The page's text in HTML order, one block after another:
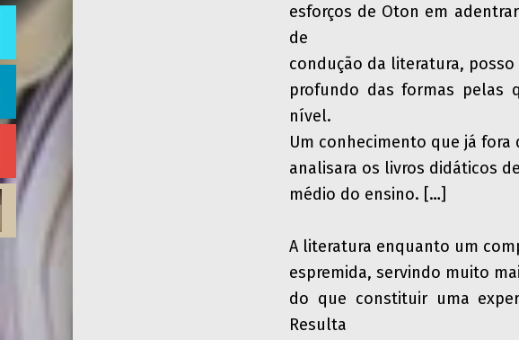
esforços de Oton em
de
condução da literatura,
profundo das formas pelas
nível.
Um conhecimento que já
analisara os livros didáticos
médio do ensino. […]
A literatura enquanto um
espremida, servindo muito
do que constituir uma
Resulta